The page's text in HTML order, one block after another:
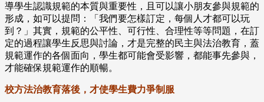
導學生認識規範的本質與重要性，且可以讓小朋友參與規範的
形成，如可以提問：「我們要怎樣訂定，每個人才都可以玩
到？」其實，規範的公平性、可行性、合理性等等問題，在訂
定的過程讓學生反思與討論，才是完整的民主與法治教育，蓋
規範運作的各個面向，學生都可能會受影響，都能事先參與，
才能確保規範運作的順暢。
校方法治教育落後，才使學生費力爭制服